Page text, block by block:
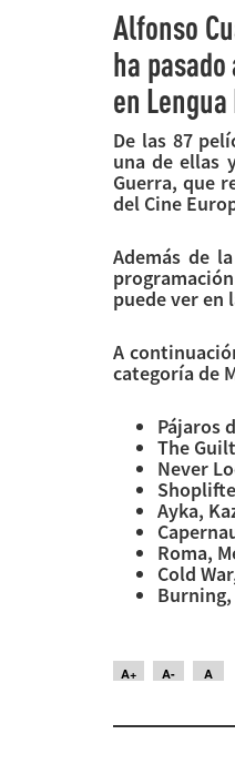
Alfonso
ha
en
De las 87
una de ellas
Guerra, que
del Cine
Además de
puede ver en
A
categoría de
Pájaros
The
Never
Ayka,
Roma,
Cold
Burning,
A+ A- A